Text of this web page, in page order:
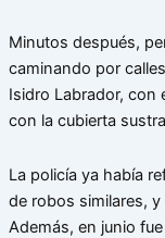
Minutos después,
caminando por
Isidro Labrador, con
con la cubierta
La policía ya había
de robos similares,
Además, en junio